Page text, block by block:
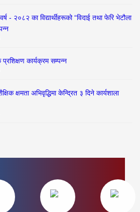
- २०८२ का विद्यार्थीहरूको “विदाई तथा फेरि भेटौला
कार्यक्रम सम्पन्न
क्षमता अभिवृद्धिमा केन्द्रित ३ दिने कार्यशाला